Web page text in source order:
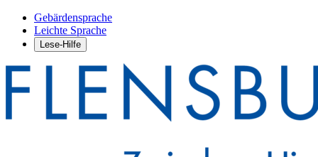
Gebärdensprache
Leichte Sprache
Lese-Hilfe